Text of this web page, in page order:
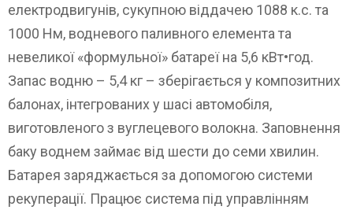
електродвигунів, сукупною віддачею 1088 к.с. та
1000 Нм, водневого паливного елемента та
невеликої «формульної» батареї на 5,6 кВт•год.
Запас водню – 5,4 кг – зберігається у композитних
балонах, інтегрованих у шасі автомобіля,
виготовленого з вуглецевого волокна. Заповнення
баку воднем займає від шести до семи хвилин.
Батарея заряджається за допомогою системи
рекуперації. Працює система під управлінням